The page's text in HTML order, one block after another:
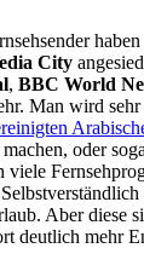
City
, BBC World
Man wird sehr
oder
Aber diese
deutlich mehr